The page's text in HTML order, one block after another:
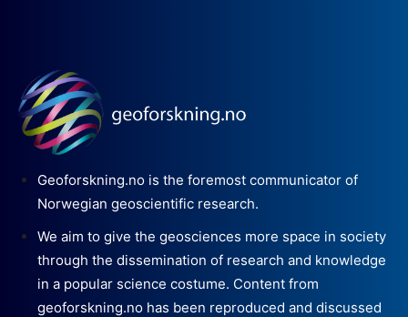
Geoforskning.no is the foremost communicator of
Norwegian geoscientific research.
We aim to give the geosciences more space in society
through the dissemination of research and knowledge
in a popular science costume. Content from
geoforskning.no has been reproduced and discussed